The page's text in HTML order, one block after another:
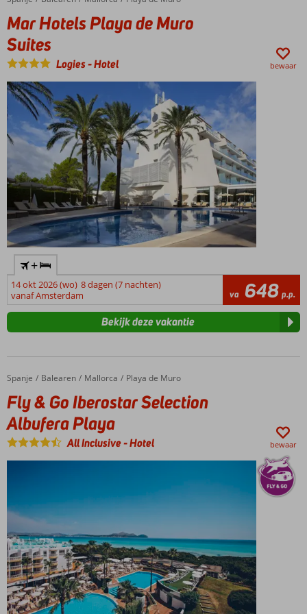
Mar Hotels Playa de Muro
Suites
Logies-Hotel bewaar
+
14 okt 2026 (wo) 8 dagen (7 nachten)
vanaf Amsterdam
va 648 p.p.
Bekijk deze vakantie
Home
Spanje Balearen Mallorca Playa de Muro
Fly & Go Iberostar Selection Albufera Playa
Fly & Go Iberostar Selection
Albufera Playa
All Inclusive-Hotel bewaar